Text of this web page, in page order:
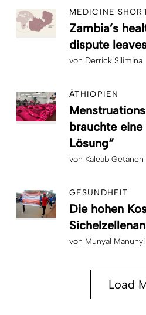
MEDICINE
Zambia’s
dispute
von Derrick Silimina
ÄTHIOPIEN
brauchte
Lösung“
von Kaleab
GESUNDHEIT
Die hohen
von Munyal Manunyi
Load